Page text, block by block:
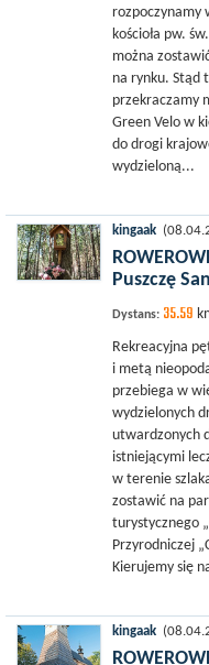
rozpoczynamy
kościoła pw.
można
na rynku. Stąd
przekraczamy
Green Velo w
do drogi
wydzieloną...
kingaak
Puszczę
Dystans: 35.59
Rekreacyjna
i metą
przebiega w
wydzielonych
utwardzonych
istniejącymi
w terenie
zostawić na
turystycznego
Przyrodniczej
Kierujemy się
kingaak